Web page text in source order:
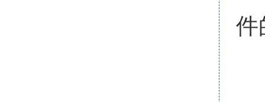
件